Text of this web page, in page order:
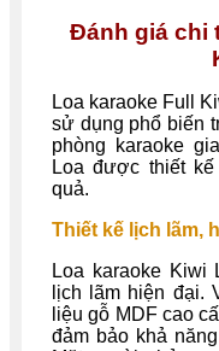
Đánh giá chi
Loa karaoke Full
sử dụng phổ biến
phòng karaoke
Loa được thiết
quả.
Thiết kế lịch lãm,
Loa karaoke Kiwi
lịch lãm hiện đại.
liệu gỗ MDF cao
đảm bảo khả